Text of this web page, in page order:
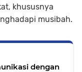
khususnya
musibah.
dengan